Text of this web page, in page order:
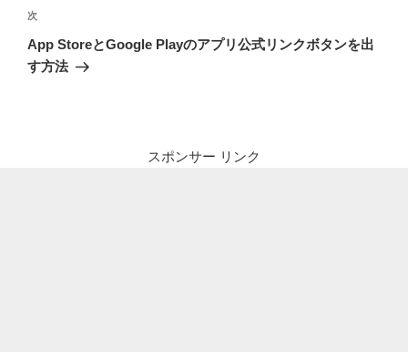
ビ
ゲ
ー
稿
次
の
投
次
App StoreとGoogle Playのアプリ公式リンクボタンを出
す方法
スポンサー リンク